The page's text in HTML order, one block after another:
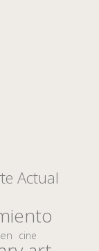
Actual
cine